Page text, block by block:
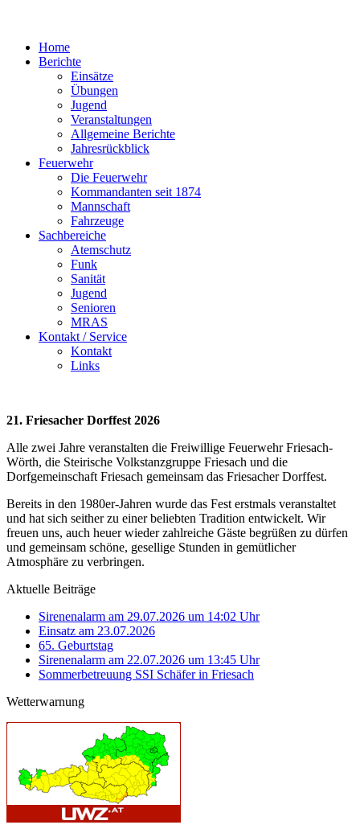
Home
Berichte
Einsätze
Übungen
Jugend
Veranstaltungen
Allgemeine Berichte
Jahresrückblick
Feuerwehr
Die Feuerwehr
Kommandanten seit 1874
Mannschaft
Fahrzeuge
Sachbereiche
Atemschutz
Funk
Sanität
Jugend
Senioren
MRAS
Kontakt / Service
Kontakt
Links
21. Friesacher Dorffest 2026
Alle zwei Jahre veranstalten die Freiwillige Feuerwehr Friesach-
Wörth, die Steirische Volkstanzgruppe Friesach und die
Dorfgemeinschaft Friesach gemeinsam das Friesacher Dorffest.
Bereits in den 1980er-Jahren wurde das Fest erstmals veranstaltet
und hat sich seither zu einer beliebten Tradition entwickelt. Wir
freuen uns, auch heuer wieder zahlreiche Gäste begrüßen zu dürfen
und gemeinsam schöne, gesellige Stunden in gemütlicher
Atmosphäre zu verbringen.
Aktuelle Beiträge
Sirenenalarm am 29.07.2026 um 14:02 Uhr
Einsatz am 23.07.2026
65. Geburtstag
Sirenenalarm am 22.07.2026 um 13:45 Uhr
Sommerbetreuung SSI Schäfer in Friesach
Wetterwarnung